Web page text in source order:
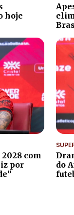
hoje
com
por
do